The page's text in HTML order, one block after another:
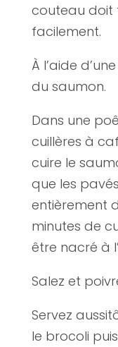
couteau doit
facilement.
À l’aide
du saumon.
Dans une
cuillères à
cuire le
que les
entièrement
minutes de
être nacré à
Salez et
Servez
le brocoli